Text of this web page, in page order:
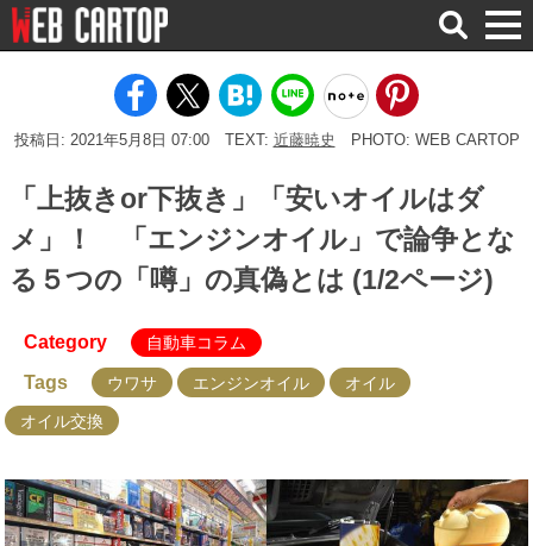
検
索
投稿日: 2021年5月8日 07:00 TEXT: 近藤暁史 PHOTO: WEB CARTOP
「上抜きor下抜き」「安いオイルはダ
メ」！ 「エンジンオイル」で論争とな
る５つの「噂」の真偽とは (1/2ページ)
Category 自動車コラム
Tags ウワサ エンジンオイル
オイル
オイル交換